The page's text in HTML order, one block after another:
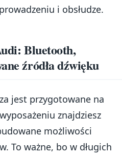
i obsłudze.
Bluetooth,
źródła dźwięku
jest przygotowane na
znajdziesz
możliwości
To ważne, bo w długich